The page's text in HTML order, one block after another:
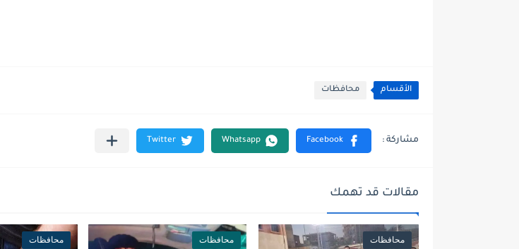
الأقسام محافظات
مقالات قد تهمك
محافظات محافظات محافظات